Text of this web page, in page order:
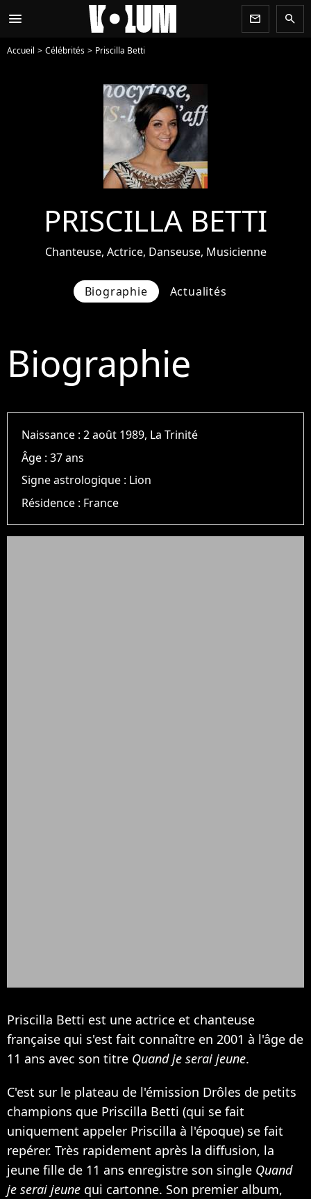
menu newsletter search
Accueil Célébrités Priscilla Betti
PRISCILLA BETTI
Chanteuse, Actrice, Danseuse, Musicienne
Biographie Actualités
Biographie
Naissance :2 août 1989, La Trinité
Âge :37 ans
Signe astrologique : Lion
Résidence : France
Priscilla Betti est une actrice et chanteuse
française qui s'est fait connaître en 2001 à l'âge de
11 ans avec son titre Quand je serai jeune.
C'est sur le plateau de l'émission Drôles de petits
champions que Priscilla Betti (qui se fait
uniquement appeler Priscilla à l'époque) se fait
repérer. Très rapidement après la diffusion, la
jeune fille de 11 ans enregistre son single Quand
je serai jeune qui cartonne. Son premier album,